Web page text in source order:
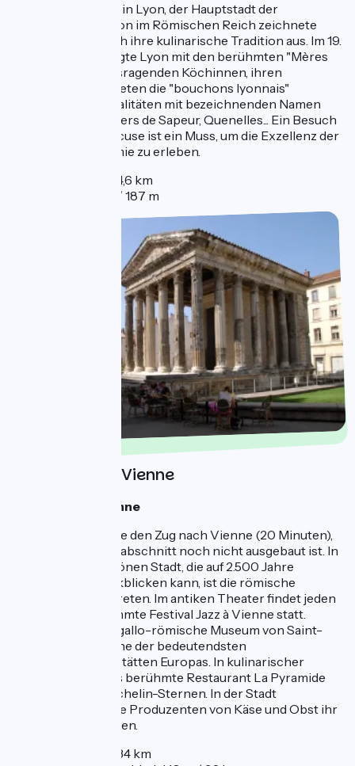
Ihre Reise beginnt in Lyon, der Hauptstadt der
Gastronomie. Schon im Römischen Reich zeichnete
sich die Stadt durch ihre kulinarische Tradition aus. Im 19.
Jahrhundert erlangte Lyon mit den berühmten "Mères
lyonnaises", herausragenden Köchinnen, ihren
Adelstitel. Dann bieten die "bouchons lyonnais"
lyonnaische Spezialitäten mit bezeichnenden Namen
wie Grattons, Tabliers de Sapeur, Quenelles... Ein Besuch
der Halles Paul Bocuse ist ein Muss, um die Exzellenz der
Lyoner Gastronomie zu erleben.
Entfernung: 4,6 km
Höhe: 163 m / 187 m
Tag 2 : Lyon - Vienne
Eine Nacht in Vienne
In Lyon nehmen Sie den Zug nach Vienne (20 Minuten),
da der Fahrradwegabschnitt noch nicht ausgebaut ist. In
dieser wunderschönen Stadt, die auf 2.500 Jahre
Geschichte zurückblicken kann, ist die römische
Epoche stark vertreten. Im antiken Theater findet jeden
Sommer das berühmte Festival Jazz à Vienne statt.
Besuchen Sie das gallo-römische Museum von Saint-
Romain-en-Gal, eine der bedeutendsten
archäologischen Stätten Europas. In kulinarischer
Hinsicht glänzt das berühmte Restaurant La Pyramide
weiterhin mit 2 Michelin-Sternen. In der Stadt
präsentieren lokale Produzenten von Käse und Obst ihr
anerkanntes Können.
Entfernung: 34 km